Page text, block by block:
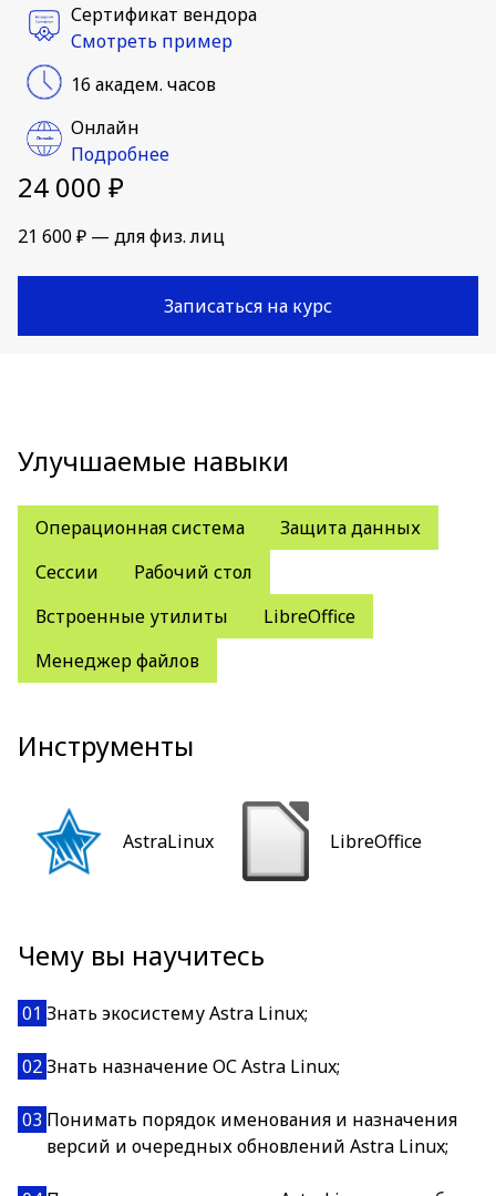
Сертификат вендора
Смотреть пример
16 академ. часов
Онлайн
Подробнее
24 000 ₽
21 600 ₽ — для физ. лиц
Записаться на курс
Улучшаемые навыки
Операционная система
Защита данных
Сессии
Рабочий стол
Встроенные утилиты
LibreOffice
Менеджер файлов
Инструменты
AstraLinux LibreOffice
Чему вы научитесь
01 Знать экосистему Astra Linux;
02Знать назначение ОС Astra Linux;
03 Понимать порядок именования и назначения
версий и очередных обновлений Astra Linux;